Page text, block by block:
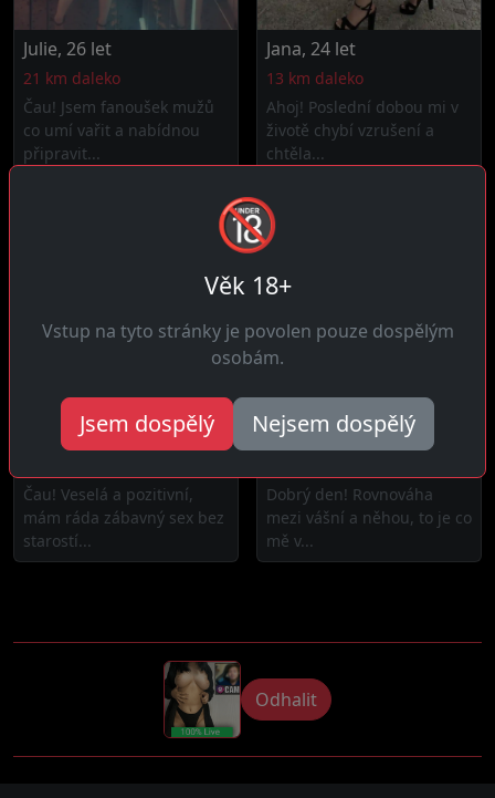
Julie, 26 let
21 km daleko
Čau! Jsem fanoušek mužů
co umí vařit a nabídnou
připravit...
Jana, 24 let
13 km daleko
Ahoj! Poslední dobou mi v
životě chybí vzrušení a
chtěla...
Jarmila, 33 let
Čau! Veselá a pozitivní,
mám ráda zábavný sex bez
starostí...
Marcela, 28 let
Dobrý den! Rovnováha
mezi vášní a něhou, to je co
mě v...
Odhalit
🔞
Věk 18+
Vstup na tyto stránky je povolen pouze dospělým
osobám.
Jsem dospělý Nejsem dospělý